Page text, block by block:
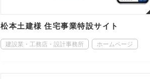
松本土建様 住宅事業特設サイト
建設業・工務店・設計事務所 ホームページ